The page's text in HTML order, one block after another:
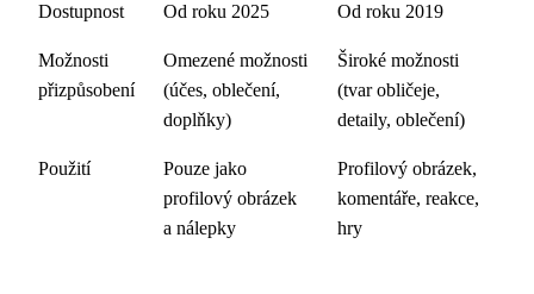
Dostupnost Od roku 2025 Od roku 2019
Možnosti
přizpůsobení
Omezené možnosti
(účes, oblečení,
doplňky)
Široké možnosti
(tvar obličeje,
detaily, oblečení)
Použití
Pouze jako
profilový obrázek
a nálepky
Profilový obrázek,
komentáře, reakce,
hry